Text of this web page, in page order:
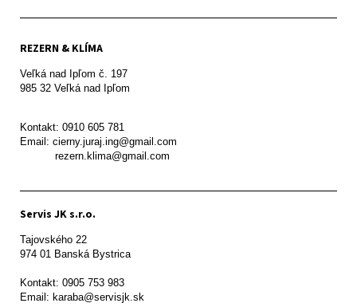
REZERN & KLÍMA
Veľká nad Ipľom č. 197
985 32 Veľká nad Ipľom
Kontakt: 0910 605 781
Email: cierny.juraj.ing@gmail.com
           rezern.klima@gmail.com
Servis JK s.r.o.
Tajovského 22
974 01 Banská Bystrica
Kontakt: 0905 753 983
Email: karaba@servisjk.sk